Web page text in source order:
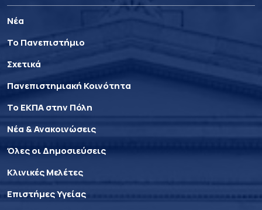
Νέα
Το Πανεπιστήμιο
Σχετικά
Πανεπιστημιακή Κοινότητα
Το ΕΚΠΑ στην Πόλη
Νέα & Ανακοινώσεις
Όλες οι Δημοσιεύσεις
Κλινικές Μελέτες
Επιστήμες Υγείας